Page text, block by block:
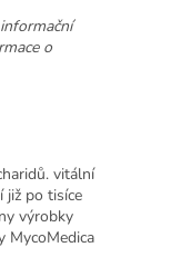
o
vitální
již po tisíce
výrobky
MycoMedica